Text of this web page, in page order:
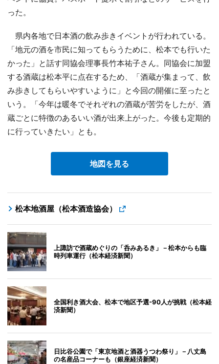
った。
県内各地で日本酒の飲み歩きイベントが行われている。
「地元の酒を市民に知ってもらうために、松本でも行いた
かった」と話す同協会理事長竹本祐子さん。同協会に加盟
する酒蔵は松本平に点在するため、「酒蔵が集まって、飲
み歩きしてもらいやすいように」と今回の開催に至ったと
いう。「今年は暖冬でそれぞれの酒蔵が苦労をしたが、酒
蔵ごとに特徴のあるいい酒が出来上がった。今後も定期的
に行っていきたい」とも。
地図を見る
松本地酒屋（松本酒造協会）
上諏訪で酒蔵めぐりの「呑みあるき」－松本からも臨
時列車運行（松本経済新聞）
全国利き酒大会、松本で地区予選-90人が挑戦（松本経
済新聞）
日比谷公園で「東京地酒と酒器うつわ祭り」－八丈島
の名産品コーナーも（銀座経済新聞）